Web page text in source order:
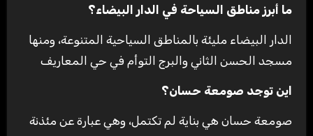
ما أبرز مناطق السياحة في الدار البيضاء؟
الدار البيضاء مليئة بالمناطق السياحية المتنوعة، ومنها
مسجد الحسن الثاني والبرج التوأم في حي المعاريف
اين توجد صومعة حسان؟
صومعة حسان هي بناية لم تكتمل، وهي عبارة عن مئذنة